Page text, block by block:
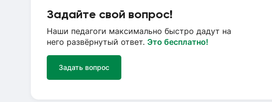
Задайте свой вопрос!
Наши педагоги максимально быстро дадут на
него развёрнутый ответ. Это бесплатно!
Задать вопрос